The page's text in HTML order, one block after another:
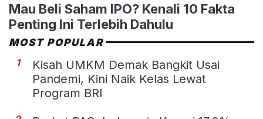
Mau Beli Saham IPO? Kenali 10 Fakta
Penting Ini Terlebih Dahulu
MOST POPULAR
1
Kisah UMKM Demak Bangkit Usai
Pandemi, Kini Naik Kelas Lewat
Program BRI